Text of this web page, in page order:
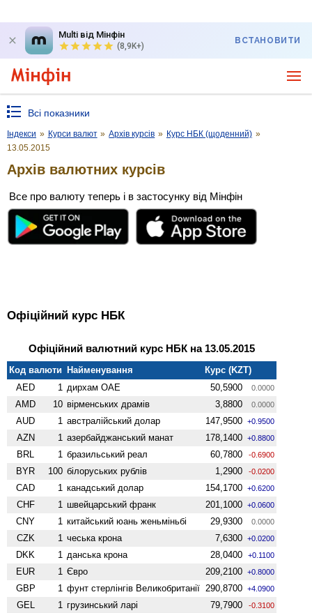
Multi від Мінфін
(8,9K+)
ВСТАНОВИТИ
Всі показники
Індекси » Курси валют » Архів курсів » Курс НБК (щоденний) »
13.05.2015
Архів валютних курсів
Все про валюту теперь і в застосунку від Мінфін
Офіційний курс НБК
Офіційний валютний курс НБК на 13.05.2015
Код валюти Найменування
Курс (KZT)
AED
1 дирхам ОАЕ 50,5900 0.0000
AMD 10 вiрменських драмів 3,8800 0.0000
AUD 1 австралійський долар 147,9500 +0.9500
AZN 1 азербайджанський манат 178,1400 +0.8800
BRL 1 бразильський реал 60,7800 -0.6900
BYR 100 білоруських рублів 1,2900 -0.0200
CAD 1 канадський долар 154,1700 +0.6200
CHF 1 швейцарський франк 201,1000 +0.0600
CNY 1 китайський юань женьмiньбi 29,9300 0.0000
CZK 1 чеська крона 7,6300 +0.0200
DKK 1 данська крона 28,0400 +0.1100
EUR 1 Євро 209,2100 +0.8000
GBP 1 фунт стерлінгів Велико­британії 290,8700 +4.0900
GEL 1 грузинський ларі 79,7900 -0.3100